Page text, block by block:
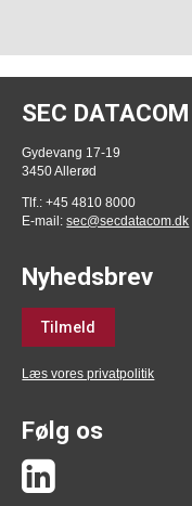
SEC
Gydevang 17-19
3450 Allerød
Tlf.: +45 4810 8000
E-mail:sec@secdatacom.dk
Nyhedsbrev
Tilmeld
Læs vores privatpolitik
Følg os